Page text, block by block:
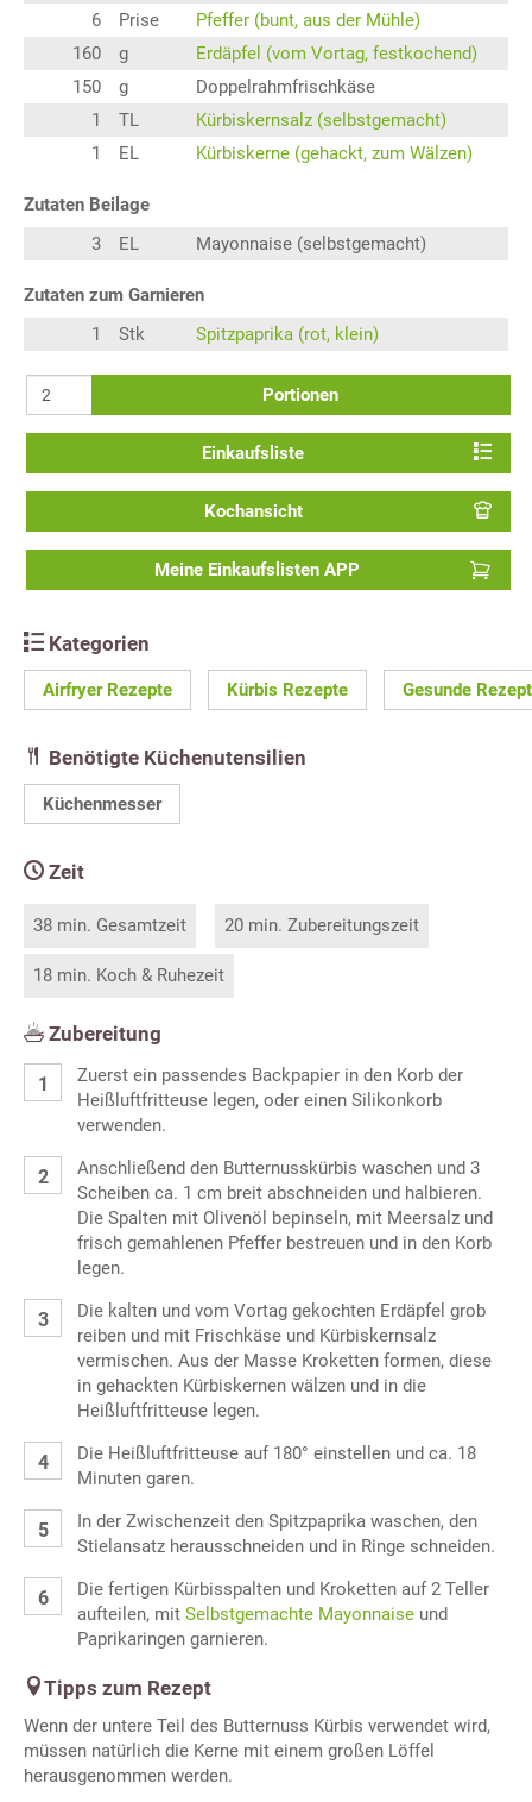
6
Prise
Pfeffer (bunt, aus der Mühle)
160
g
Erdäpfel (vom Vortag, festkochend)
150
g
Doppelrahmfrischkäse
1
TL
Kürbiskernsalz (selbstgemacht)
1
EL Kürbiskerne (gehackt, zum Wälzen)
Zutaten Beilage
3
EL Mayonnaise (selbstgemacht)
Zutaten zum Garnieren
1
Stk Spitzpaprika (rot, klein)
Portionen
Einkaufsliste
Kochansicht
Meine Einkaufslisten APP
Kategorien
Airfryer Rezepte Kürbis Rezepte Gesunde
Benötigte Küchenutensilien
Küchenmesser
Zeit
38 min. Gesamtzeit 20 min. Zubereitungszeit
18 min. Koch & Ruhezeit
Zubereitung
Zuerst ein passendes Backpapier in den Korb der
Heißluftfritteuse legen, oder einen Silikonkorb
verwenden.
Anschließend den Butternusskürbis waschen und 3
Scheiben ca. 1 cm breit abschneiden und halbieren.
Die Spalten mit Olivenöl bepinseln, mit Meersalz und
frisch gemahlenen Pfeffer bestreuen und in den Korb
legen.
Die kalten und vom Vortag gekochten Erdäpfel grob
reiben und mit Frischkäse und Kürbiskernsalz
vermischen. Aus der Masse Kroketten formen, diese
in gehackten Kürbiskernen wälzen und in die
Heißluftfritteuse legen.
Die Heißluftfritteuse auf 180° einstellen und ca. 18
Minuten garen.
In der Zwischenzeit den Spitzpaprika waschen, den
Stielansatz herausschneiden und in Ringe schneiden.
Die fertigen Kürbisspalten und Kroketten auf 2 Teller
aufteilen, mit Selbstgemachte Mayonnaise und
Paprikaringen garnieren.
Tipps zum Rezept
Wenn der untere Teil des Butternuss Kürbis verwendet wird,
müssen natürlich die Kerne mit einem großen Löffel
herausgenommen werden.